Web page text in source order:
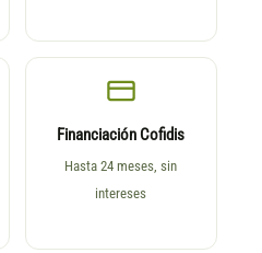
Financiación Cofidis
Hasta 24 meses, sin
intereses